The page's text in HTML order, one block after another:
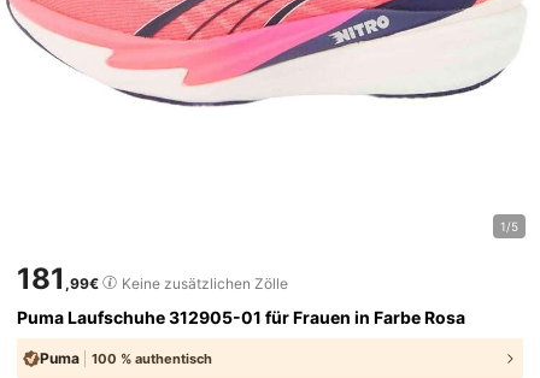
1/5
181 ,99€ Keine zusätzlichen Zölle
Puma Laufschuhe 312905-01 für Frauen in Farbe Rosa
Puma 100 % authentisch